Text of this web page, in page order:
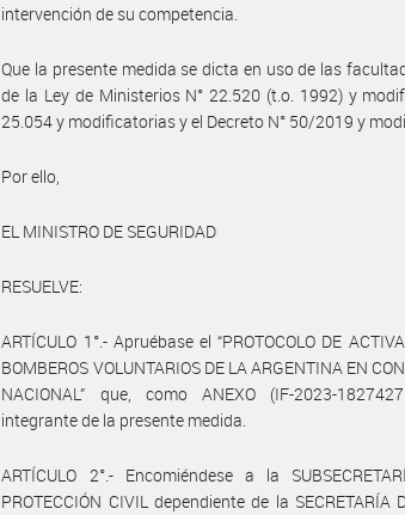
intervención de su competencia.
Que la presente medida se dicta en uso de las
de la Ley de Ministerios N° 22.520 (t.o. 1992) y
25.054 y modificatorias y el Decreto N° 50/2019 y
Por ello,
EL MINISTRO DE SEGURIDAD
RESUELVE:
ARTÍCULO 1°.- Apruébase el “PROTOCOLO DE
BOMBEROS VOLUNTARIOS DE LA ARGENTINA EN
NACIONAL” que, como ANEXO (IF-2023-
integrante de la presente medida.
ARTÍCULO 2°.- Encomiéndese a la
PROTECCIÓN CIVIL dependiente de la SECRETARÍA